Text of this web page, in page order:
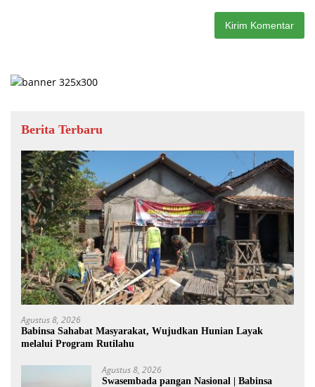
Berita Terbaru
Agustus 8, 2026
Babinsa Sahabat Masyarakat, Wujudkan Hunian Layak
melalui Program Rutilahu
Agustus 8, 2026
Swasembada pangan Nasional | Babinsa